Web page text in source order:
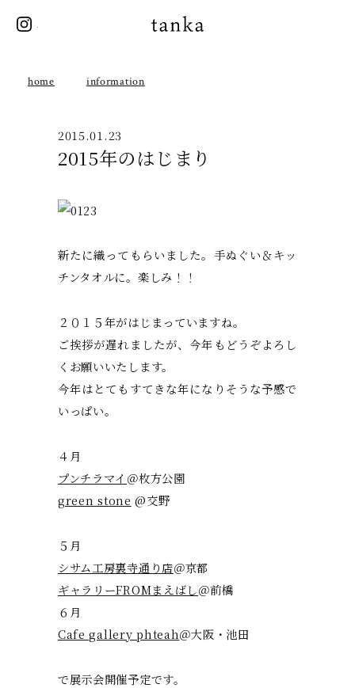
home information
2015.01.23
2015年のはじまり
新たに織ってもらいました。手ぬぐい＆キッ
チンタオルに。楽しみ！！
２０１５年がはじまっていますね。
ご挨拶が遅れましたが、今年もどうぞよろし
くお願いいたします。
今年はとてもすてきな年になりそうな予感で
いっぱい。
４月
プンチラマイ ＠枚方公園
green stone @交野
５月
シサム工房裏寺通り店＠京都
ギャラリーFROMまえばし＠前橋
６月
Cafe gallery phteah＠大阪・池田
で展示会開催予定です。